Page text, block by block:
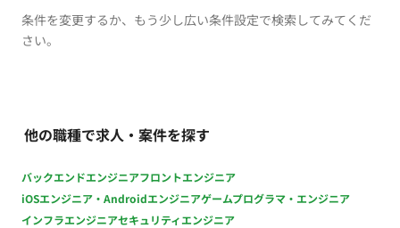
条件を変更するか、もう少し広い条件設定で検索してみてくだ
さい。
他の職種で求人・案件を探す
バックエンドエンジニアフロントエンジニア
iOSエンジニア・Androidエンジニアゲームプログラマ・エンジニア
インフラエンジニアセキュリティエンジニア